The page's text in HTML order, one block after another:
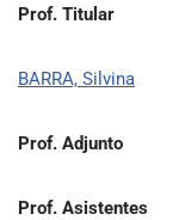
Prof. Titular
BARRA, Silvina
Prof. Adjunto
Prof. Asistentes